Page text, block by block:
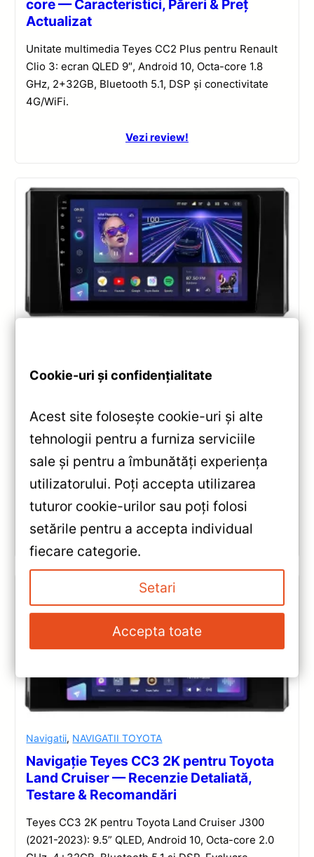
core — Caracteristici, Păreri & Preț
Actualizat
Unitate multimedia Teyes CC2 Plus pentru Renault
Clio 3: ecran QLED 9″, Android 10, Octa-core 1.8
GHz, 2+32GB, Bluetooth 5.1, DSP și conectivitate
4G/WiFi.
Vezi review!
Navigație Teyes CC3 360° Toyota Land
Cruiser J300 2021-2023 9” QLED
& Recomandări
Recenzie completă a navigației Teyes CC3 360°
pentru Toyota Land Cruiser J300 (2021-2023):
Android 10, Octa-core 1.8GHz, QLED 9″, 6+128GB,
camere 360°, DSP și 4G.
Vezi review!
Navigatii, NAVIGATII TOYOTA
Navigație Teyes CC3 2K pentru Toyota
Land Cruiser — Recenzie Detaliată,
Testare & Recomandări
Teyes CC3 2K pentru Toyota Land Cruiser J300
(2021-2023): 9.5” QLED, Android 10, Octa-core 2.0
Cookie-uri și confidențialitate
Acest site folosește cookie-uri și alte
tehnologii pentru a furniza serviciile
sale și pentru a îmbunătăți experiența
utilizatorului. Poți accepta utilizarea
tuturor cookie-urilor sau poți folosi
setările pentru a accepta individual
fiecare categorie.
Setari
Accepta toate